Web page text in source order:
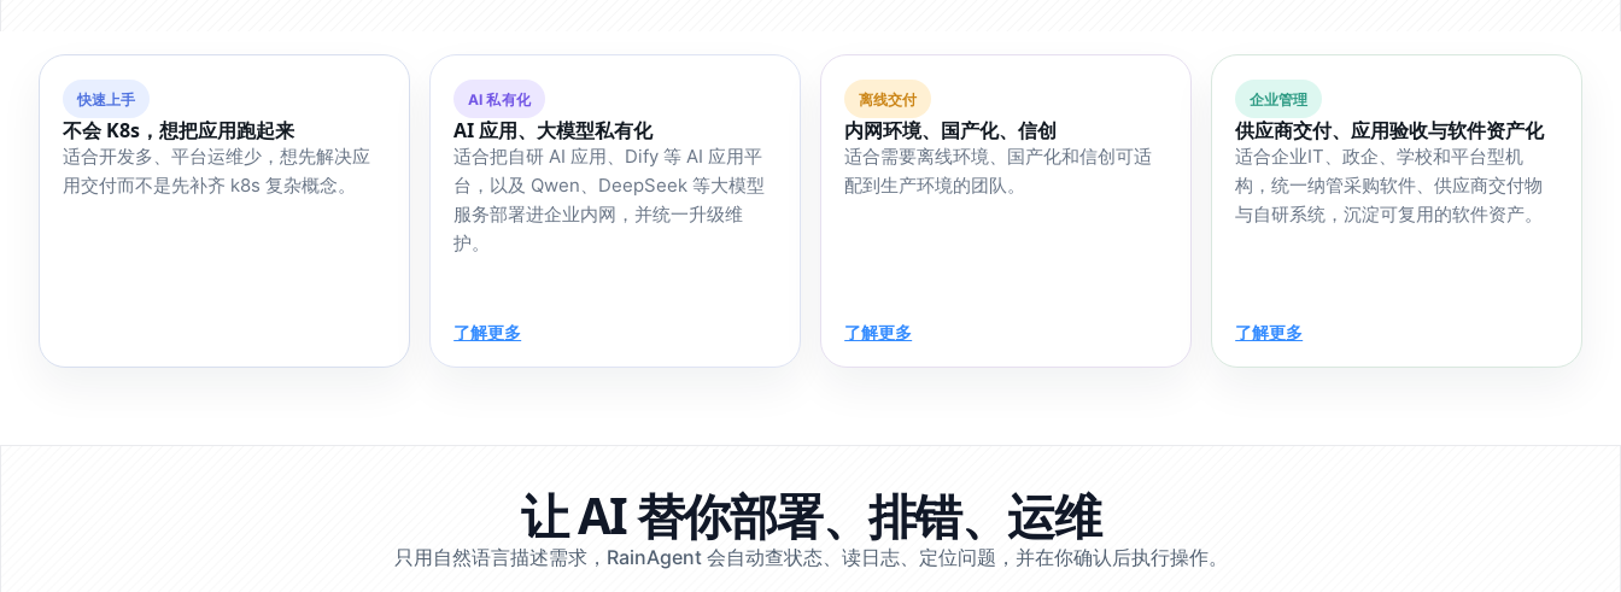
快速上手
不会 K8s，想把应用跑起来
适合开发多、平台运维少，想先解决应
用交付而不是先补齐 k8s 复杂概念。
AI 私有化
AI 应用、大模型私有化
适合把自研 AI 应用、Dify 等 AI 应用平
台，以及 Qwen、DeepSeek 等大模型
服务部署进企业内网，并统一升级维
护。
了解更多
离线交付
内网环境、国产化、信创
适合需要离线环境、国产化和信创可适
配到生产环境的团队。
了解更多
企业管理
供应商交付、应用验收与软件资产化
适合企业IT、政企、学校和平台型机
构，统一纳管采购软件、供应商交付物
与自研系统，沉淀可复用的软件资产。
了解更多
让 AI 替你部署、排错、运维
只用自然语言描述需求，RainAgent 会自动查状态、读日志、定位问题，并在你确认后执行操作。